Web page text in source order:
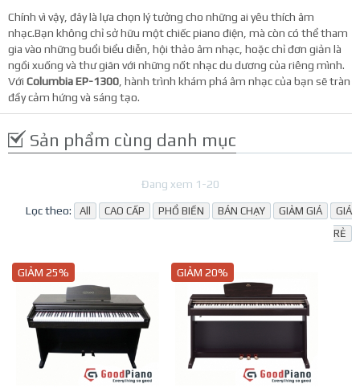
Chính vì vậy, đây là lựa chọn lý tưởng cho những ai yêu thích âm
nhạc.Bạn không chỉ sở hữu một chiếc piano điện, mà còn có thể tham
gia vào những buổi biểu diễn, hội thảo âm nhạc, hoặc chỉ đơn giản là
ngồi xuống và thư giãn với những nốt nhạc du dương của riêng mình.
Với Columbia EP-1300 , hành trình khám phá âm nhạc của bạn sẽ tràn
đầy cảm hứng và sáng tạo.
Sản phẩm cùng danh mục
Đang xem 1-20
Lọc theo: All CAO CẤP PHỔ BIẾN BÁN CHẠY GIẢM GIÁ
GIÁ
RẺ
GIẢM 25% GIẢM 20%